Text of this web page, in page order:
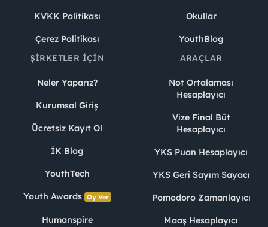
KVKK Politikası
Çerez Politikası
Okullar
YouthBlog
ŞIRKETLER İÇIN
Neler Yaparız?
Kurumsal Giriş
Ücretsiz Kayıt Ol
İK Blog
YouthTech
Youth Awards Oy Ver
Humanspire
ARAÇLAR
Not Ortalaması
Hesaplayıcı
Vize Final Büt
Hesaplayıcı
YKS Puan Hesaplayıcı
YKS Geri Sayım Sayacı
Pomodoro Zamanlayıcı
Maaş Hesaplayıcı